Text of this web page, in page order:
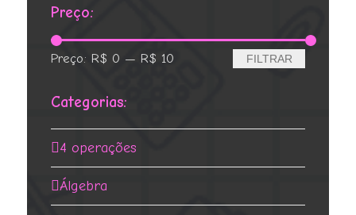
Preço:
Preço
Preço
FILTRAR
Preço: R$ 0 — R$ 10
Categorias:
4 operações
Álgebra